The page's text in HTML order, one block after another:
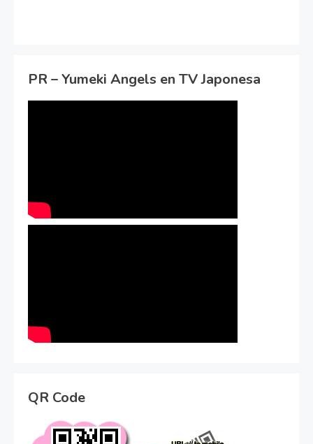
PR – Yumeki Angels en TV Japonesa
QR Code